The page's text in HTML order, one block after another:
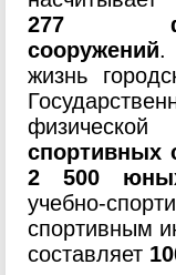
277
сооружений.
жизнь
спортивных
2 500
учебно-
спортивным
составляет